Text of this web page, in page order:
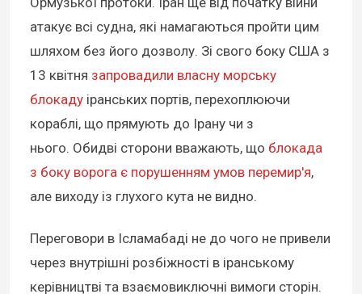
атакує всі судна, які намагаються пройти цим
шляхом без його дозволу. Зі свого боку США з
13 квітня запровадили власну морську
блокаду іранських портів, перехоплюючи
кораблі, що прямують до Ірану чи з
нього. Обидві сторони вважають, що блокада
з боку ворога є порушенням умов перемир'я,
але виходу із глухого кута не видно.
Переговори в Ісламабаді не до чого не привели
через внутрішні розбіжності в іранському
керівництві та взаємовиключні вимоги сторін.